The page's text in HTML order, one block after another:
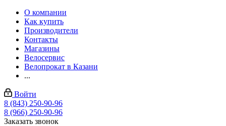
О компании
Как купить
Производители
Контакты
Магазины
Велосервис
Велопрокат в Казани
...
Войти
8 (843) 250-90-96
8 (966) 250-90-96
Заказать звонок